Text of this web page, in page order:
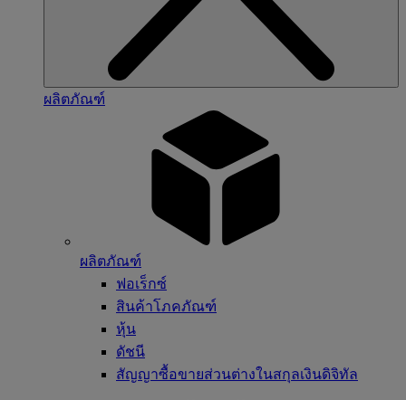
ผลิตภัณฑ์
ผลิตภัณฑ์
ฟอเร็กซ์
สินค้าโภคภัณฑ์
หุ้น
ดัชนี
สัญญาซื้อขายส่วนต่างในสกุลเงินดิจิทัล